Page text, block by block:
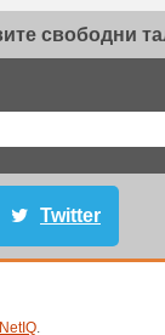
свободни
Twitter
NetIQ.